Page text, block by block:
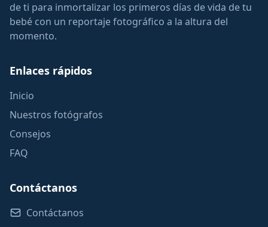
de ti para inmortalizar los primeros días de vida de tu
bebé con un reportaje fotográfico a la altura del
momento.
Enlaces rápidos
Inicio
Nuestros fotógrafos
Consejos
FAQ
Contáctanos
Contáctanos